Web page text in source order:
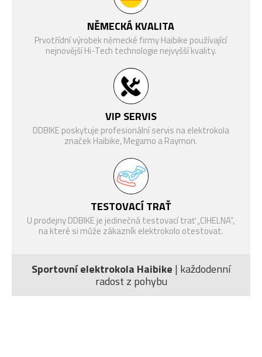
NĚMECKÁ KVALITA
Prvotřídní výrobek německé firmy Haibike používající
nejnovější Hi-Tech technologie nejvyšší kvality.
VIP SERVIS
DDBIKE poskytuje profesionální servis na elektrokola
značek Haibike, Megamo a Raymon.
TESTOVACÍ TRAŤ
U prodejny DDBIKE je jedinečná testovací trať „CIHELNA“,
na které si může zákazník elektrokolo otestovat.
Sportovní elektrokola Haibike | každodenní
radost z pohybu
Selle Royal Essenza
SEDLOVKA
Dropper-Post Remote,
patentní, 34,9 mm, hliník
VP VPE-461 mit Reflektor,
hliník
Litemove SE-90, 90 lux
ZADNÍ SVĚTLO
Spanninga Aerline 2.0 Brake
Easylife luggage carrier
system, MIK
Curana Apollo 70, hliník
Ursus Mooi, nastavitelný
HMOTNOST
27 kg
MAX.
JEZDCE
VELIKOST KOL 27.5"
Gripy a rukojeti Nosiče kol na auto
Helmy Brýle